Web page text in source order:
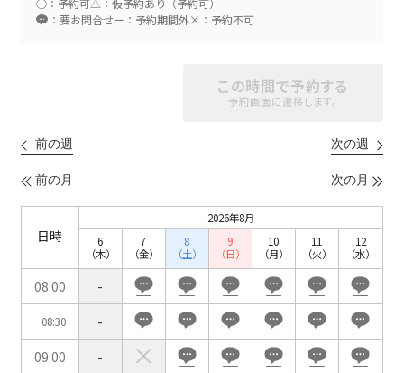
○：予約可△：仮予約あり（予約可）
：要お問合せー：予約期間外×：予約不可
この時間で予約する
予約画面に遷移します。
前の週 次の週
前の月 次の月
日時
2026年8月
6
（木）
7
（金）
8
（土）
9
（日）
10
（月）
11
（火）
12
（水）
08:00 -
08:30
-
09:00
-
03-3346-1396
受付時間 9:00～18:00（土日祝日・年末年始を除く）
WEBからのお問合せ
お問合せフォーム
3名掛け
形式
口の字型 島型 T字島型
面積